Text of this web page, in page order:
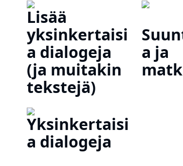
Lisää
yksinkertaisi
a dialogeja
(ja muitakin
tekstejä)
a ja
Yksinkertaisi
a dialogeja